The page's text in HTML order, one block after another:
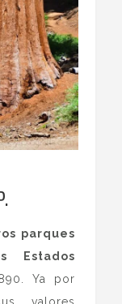
parques
Estados
Ya por